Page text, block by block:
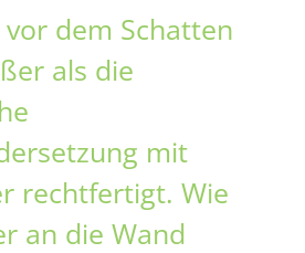
dem Schatten
als die
mit
rechtfertigt. Wie
an die Wand